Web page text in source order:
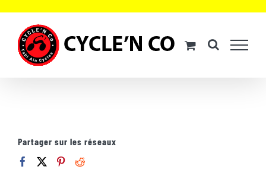
contenu
Partager sur les réseaux